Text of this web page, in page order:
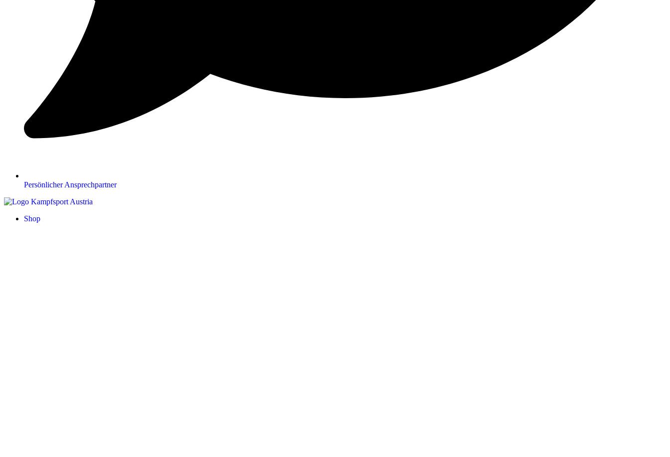
Persönlicher Ansprechpartner
Shop